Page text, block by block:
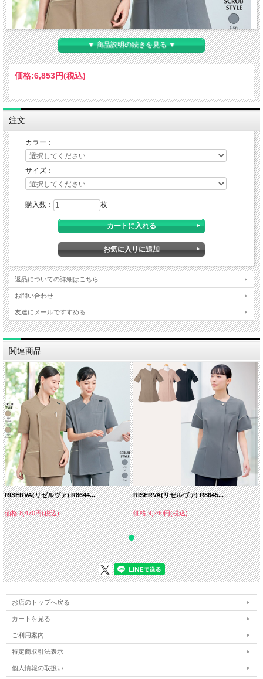
やわらかい色合いが感じさせる安らぎとやさしさ RISERVAリゼルヴァのレディ
スパンツです。清潔感のある配色カラーで空間になじむデザインです。年齢を問わ
ずに着られる美しいシルエットを採用しました。ストレッチ・制菌・吸水速乾・帯
▼ 商品説明の続きを見る ▼
価格:6,853円(税込)
注文
カラー：
サイズ：
購入数： 枚
返品についての詳細はこちら
お問い合わせ
友達にメールですすめる
関連商品
RISERVA(リゼルヴァ) R8644...
価格:8,470円(税込)
RISERVA(リゼルヴァ) R8645...
価格:9,240円(税込)
お店のトップへ戻る
カートを見る
ご利用案内
特定商取引法表示
個人情報の取扱い